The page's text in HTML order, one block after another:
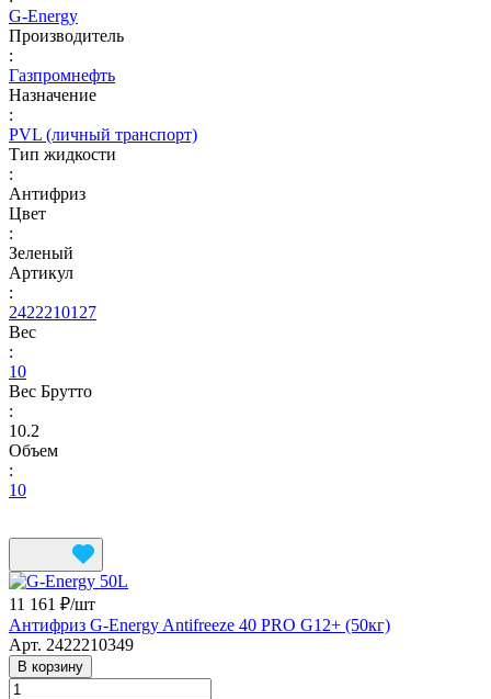
G-Energy
Производитель
:
Газпромнефть
Назначение
:
PVL (личный транспорт)
Тип жидкости
:
Антифриз
Цвет
:
Зеленый
Артикул
:
2422210127
Вес
:
10
Вес Брутто
:
10.2
Объем
:
10
11 161 ₽/шт
Антифриз G-Energy Antifreeze 40 PRO G12+ (50кг)
Арт. 2422210349
В корзину